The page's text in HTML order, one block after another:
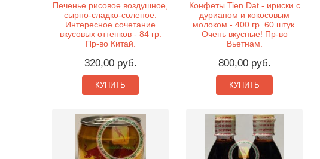
Печенье рисовое воздушное,
сырно-сладко-соленое.
Интересное сочетание
вкусовых оттенков - 84 гр.
Пр-во Китай.
320,00 руб.
КУПИТЬ
Конфеты Tien Dat - ириски с
дурианом и кокосовым
молоком - 400 гр. 60 штук.
Очень вкусные! Пр-во
Вьетнам.
800,00 руб.
КУПИТЬ